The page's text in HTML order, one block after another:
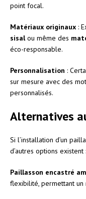
point focal.
Matériaux originaux :
sisalou même des
éco-responsable.
Personnalisation :
sur mesure avec des
personnalisés.
Alternatives
Si l’installation d’un
d’autres options existent :
Paillasson encastré
flexibilité, permettant